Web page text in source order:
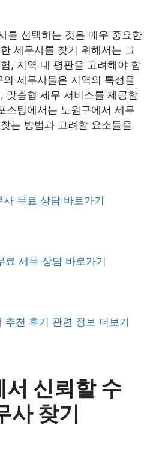
를 선택하는 것은 매우 중요한
세무사를 찾기 위해서는 그
, 지역 내 평판을 고려해야 합
세무사들은 지역의 특성을
맞춤형 세무 서비스를 제공할
스팅에서는 노원구에서 세무
는 방법과 고려할 요소들을
사 무료 상담 바로가기
료 세무 상담 바로가기
추천 후기 관련 정보 더보기
서 신뢰할 수
사 찾기